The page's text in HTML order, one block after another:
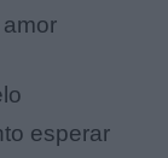
esperar